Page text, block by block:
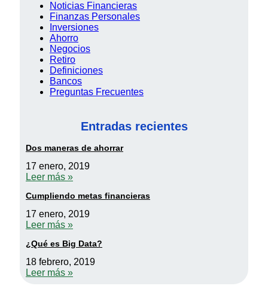
Noticias Financieras
Finanzas Personales
Inversiones
Ahorro
Negocios
Retiro
Definiciones
Bancos
Preguntas Frecuentes
Entradas recientes
Dos maneras de ahorrar
17 enero, 2019
Leer más »
Cumpliendo metas financieras
17 enero, 2019
Leer más »
¿Qué es Big Data?
18 febrero, 2019
Leer más »